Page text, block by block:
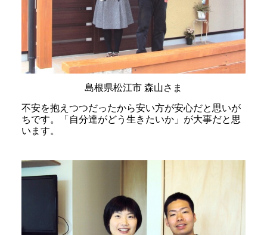
島根県松江市 森山さま
不安を抱えつつだったから安い方が安心だと思いが
ちです。「自分達がどう生きたいか」が大事だと思
います。